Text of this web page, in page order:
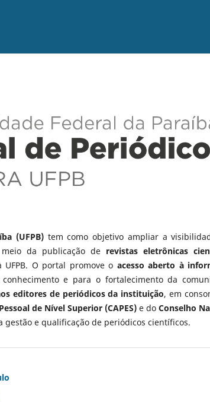
(UFPB)tem como objetivo ampliar a
da publicação de revistas eletrônicas
O portal promove o acesso aberto à
e para o fortalecimento da
editores de periódicos da instituição, em
de Nível Superior (CAPES)e do Conselho
gestão e qualificação de periódicos científicos.